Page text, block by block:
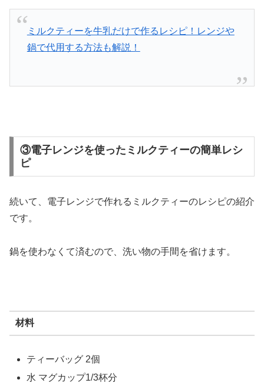
ミルクティーを牛乳だけで作るレシピ！レンジや
鍋で代用する方法も解説！
③電子レンジを使ったミルクティーの簡単レシ
ピ
続いて、電子レンジで作れるミルクティーのレシピの紹介
です。
鍋を使わなくて済むので、洗い物の手間を省けます。
材料
ティーバッグ 2個
水 マグカップ1/3杯分